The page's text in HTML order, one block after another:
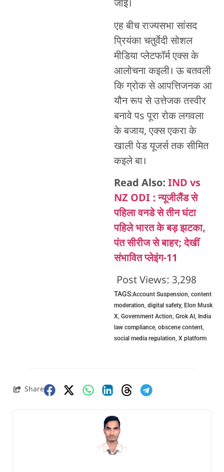
जाई।
एह बीच राज्यसभा सांसद
प्रियंका चतुर्वेदी सोशल
मीडिया प्लेटफॉर्म एक्स के
आलोचना कइली। ऊ बतवली
कि ग्रोक से आपत्तिजनक आ
यौन रूप से उत्तेजक तस्वीर
बनावे पs पूरा रोक लगवला
के बजाय, एक्स एकरा के
खाली पेड यूजर्स तक सीमित
कइले बा।
Read Also: IND vs
NZ ODI : न्यूजीलैंड से
पहिला वनडे से तीन घंटा
पहिले भारत के बड़ झटका,
पंत सीरीज से बाहर; देखीं
संभावित प्लेइंग-11
Post Views: 3,298
TAGS:Account Suspension, content
moderation, digital safety, Elon Musk
X, Government Action, Grok AI , India
law compliance, obscene content,
social media regulation, X platform
Share